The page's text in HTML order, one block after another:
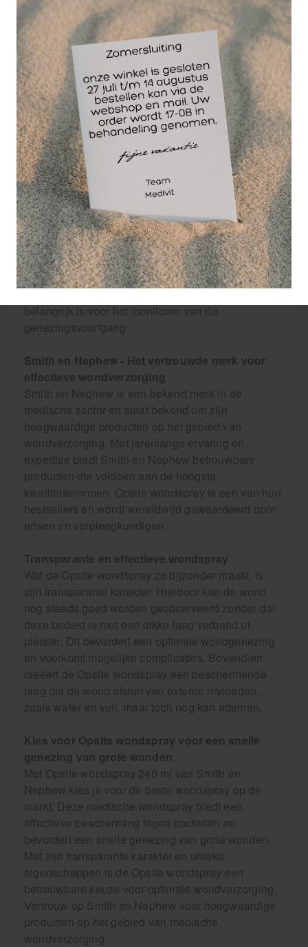
iedereen die een snelle genezing van wonden
nastreeft. Het biedt een effectieve bescherming
tegen bacteriën en andere schadelijke micro-
organismen, waardoor het risico op infecties
aanzienlijk wordt verminderd. De antimicrobiële
eigenschappen van de wondspray dragen bij aan
een versneld genezingsproces, waardoor de wond
sneller kan herstellen.
Hoe wordt Opsite wondspray gebruikt?
Het gebruik van Opsite wondspray is eenvoudig en
efficiënt. Reinig eerst de wond grondig met een
desinfecterende zeep en dep deze droog. Schud de
Opsite wondspray goed voor gebruik. Spray
vervolgens een dun laagje Opsite wondspray op de
wond, totdat deze volledig bedekt is. Het
transparante karakter van de wondspray zorgt
belangrijk is voor het monitoren van de
genezingsvoortgang.
Smith en Nephew - Het vertrouwde merk voor
effectieve wondverzorging
Smith en Nephew is een bekend merk in de
medische sector en staat bekend om zijn
hoogwaardige producten op het gebied van
wondverzorging. Met jarenlange ervaring en
expertise biedt Smith en Nephew betrouwbare
producten die voldoen aan de hoogste
kwaliteitsnormen. Opsite wondspray is een van hun
bestsellers en wordt wereldwijd gewaardeerd door
artsen en verpleegkundigen.
Transparante en effectieve wondspray
Wat de Opsite wondspray zo bijzonder maakt, is
zijn transparante karakter. Hierdoor kan de wond
nog steeds goed worden geobserveerd zonder dat
deze bedekt is met een dikke laag verband of
pleister. Dit bevordert een optimale wondgenezing
en voorkomt mogelijke complicaties. Bovendien
creëert de Opsite wondspray een beschermende
laag die de wond afsluit van externe invloeden,
zoals water en vuil, maar toch nog kan ademen.
Kies voor Opsite wondspray voor een snelle
genezing van grote wonden
Met Opsite wondspray 240 ml van Smith en
Nephew kies je voor de beste wondspray op de
markt. Deze medische wondspray biedt een
effectieve bescherming tegen bacteriën en
bevordert een snelle genezing van grote wonden.
Met zijn transparante karakter en unieke
eigenschappen is de Opsite wondspray een
betrouwbare keuze voor optimale wondverzorging.
Vertrouw op Smith en Nephew voor hoogwaardige
producten op het gebied van medische
wondverzorging.